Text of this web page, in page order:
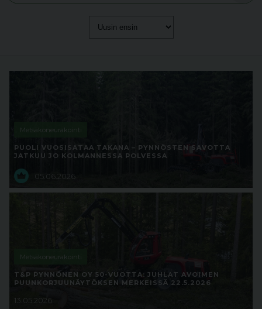
Metsäkoneurakointi
PUOLI VUOSISATAA TAKANA – PYNNÖSTEN SAVOTTA
JATKUU JO KOLMANNESSA POLVESSA
05.06.2026
Metsäkoneurakointi
T&P PYNNÖNEN OY 50-VUOTTA: JUHLAT AVOIMEN
PUUNKORJUUNÄYTÖKSEN MERKEISSÄ 22.5.2026
13.05.2026